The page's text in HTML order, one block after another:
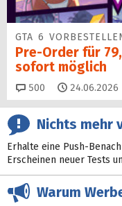
GTA 6
Pre-Order für
sofort möglich
500 Kommentare
24.06.2026
Nichts mehr
Erhalte eine Push-
Erscheinen neuer Tests
Warum